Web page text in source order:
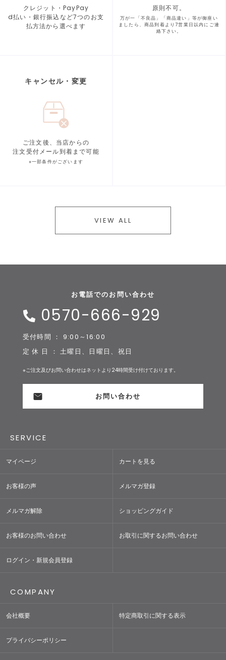
クレジット・PayPay
d払い・銀行振込など7つのお支
払方法から選べます
原則不可。
万が一「不良品」「商品違い」等が御座い
ましたら、商品到着より7営業日以内にご連
絡下さい。
キャンセル・変更
ご注文後、当店からの
注文受付メール到着まで可能
※一部条件がございます
VIEW ALL
お電話でのお問い合わせ
0570-666-929
受付時間 ： 9:00～16:00
定 休 日 ： 土曜日、日曜日、祝日
※ご注文及びお問い合わせはネットより24時間受け付けております。
お問い合わせ
SERVICE
マイページ カートを見る
お客様の声 メルマガ登録
メルマガ解除 ショッピングガイド
お客様のお問い合わせ お取引に関するお問い合わせ
ログイン・新規会員登録
COMPANY
会社概要 特定商取引に関する表示
プライバシーポリシー